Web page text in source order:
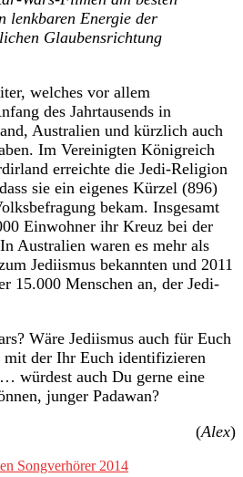
lenkbaren Energie der
Glaubensrichtung
welches vor allem
des Jahrtausends in
Australien und kürzlich auch
Im Vereinigten Königreich
erreichte die Jedi-Religion
sie ein eigenes Kürzel (896)
bekam. Insgesamt
Einwohner ihr Kreuz bei der
Australien waren es mehr als
Jediismus bekannten und 2011
15.000 Menschen an, der Jedi-
Wäre Jediismus auch für Euch
der Ihr Euch identifizieren
würdest auch Du gerne eine
junger Padawan?
(Alex)
Songverhörer 2014